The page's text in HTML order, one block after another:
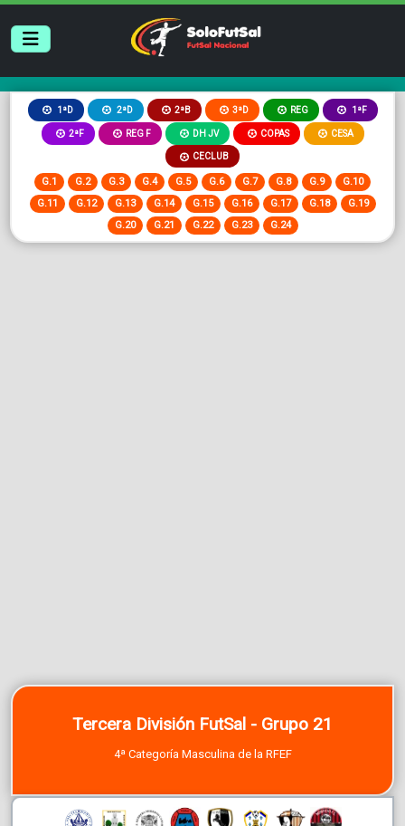
1ªD 2ªD 2ªB 3ªD REG 1ªF
2ªF REG F DH JV COPAS CESA
CECLUB
G.1 G.2 G.3 G.4 G.5 G.6 G.7 G.8 G.9
G.10
G.11
G.12 G.13 G.14 G.15 G.16 G.17 G.18
G.19
G.20
G.21 G.22 G.23 G.24
Tercera División FutSal - Grupo 21
4ª Categoría Masculina de la RFEF